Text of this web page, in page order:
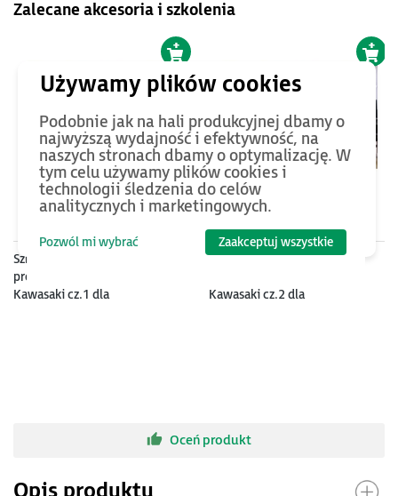
Zalecane akcesoria i szkolenia
Szkolenie z obsługi i
programowania robotów
Kawasaki cz.1 dla
4750PLN
Szkolenie z obsługi i
Kawasaki cz.2 dla
Oceń produkt
Podobnie jak na hali produkcyjnej dbamy o
najwyższą wydajność i efektywność, na
naszych stronach dbamy o optymalizację. W
tym celu używamy plików cookies i
technologii śledzenia do celów
analitycznych i marketingowych.
Pozwól mi wybrać Zaakceptuj wszystkie